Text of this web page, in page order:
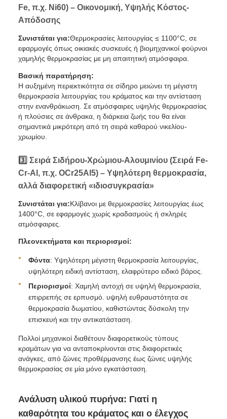
Fe, π.χ. Ni60) – Οικονομική, Υψηλής Κόστος-
Απόδοσης
Συνιστάται για:Θερμοκρασίες λειτουργίας ≤ 1100°C, σε
εφαρμογές όπως οικιακές συσκευές ή βιομηχανικοί φούρνοι
χαμηλής θερμοκρασίας με μη απαιτητική ατμόσφαιρα.
Βασική παρατήρηση:
Η αυξημένη περιεκτικότητα σε σίδηρο μειώνει τη μέγιστη
θερμοκρασία λειτουργίας του κράματος και την αντίσταση
στην ενανθράκωση. Σε ατμόσφαιρες υψηλής θερμοκρασίας
ή πλούσιες σε άνθρακα, η διάρκεια ζωής του θα είναι
σημαντικά μικρότερη από τη σειρά καθαρού νικελίου-
χρωμίου.
3️⃣ Σειρά Σιδήρου-Χρώμιου-Αλουμινίου (Σειρά Fe-
Cr-Al, π.χ. OCr25Al5) – Υψηλότερη θερμοκρασία,
αλλά διαφορετική «ιδιοσυγκρασία»
Συνιστάται για:Κλίβανοι με θερμοκρασίες λειτουργίας έως
1400°C, σε εφαρμογές χωρίς κραδασμούς ή σκληρές
ατμόσφαιρες.
Πλεονεκτήματα και περιορισμοί:
Φόντα: Υψηλότερη μέγιστη θερμοκρασία λειτουργίας,
υψηλότερη ειδική αντίσταση, ελαφρύτερο ειδικό βάρος.
Περιορισμοί: Χαμηλή αντοχή σε υψηλή θερμοκρασία,
επιρρεπής σε ερπυσμό. υψηλή ευθραυστότητα σε
θερμοκρασία δωματίου, καθιστώντας δύσκολη την
επισκευή και την αντικατάσταση.
Πολλοί μηχανικοί διαθέτουν διαφορετικούς τύπους
κραμάτων για να ανταποκρίνονται στις διαφορετικές
ανάγκες, από ζώνες προθέρμανσης έως ζώνες υψηλής
θερμοκρασίας σε μία μόνο εγκατάσταση.
Ανάλυση υλικού πυρήνα: Γιατί η
καθαρότητα του κράματος και ο έλεγχος